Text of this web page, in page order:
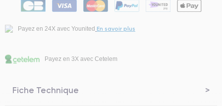
Payez en 24X avec Younited En savoir plus
Payez en 3X avec Cetelem
Fiche Technique